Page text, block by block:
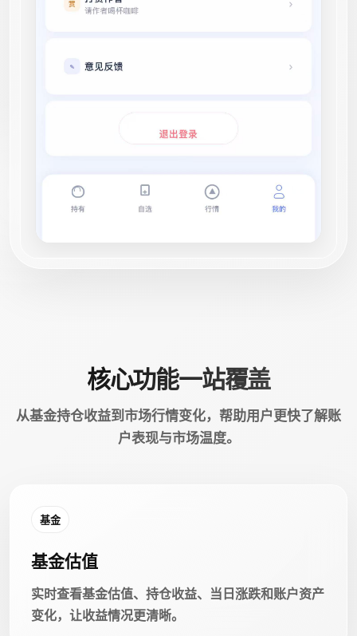
核心功能一站覆盖
从基金持仓收益到市场行情变化，帮助用户更快了解账
户表现与市场温度。
基金
基金估值
实时查看基金估值、持仓收益、当日涨跌和账户资产
变化，让收益情况更清晰。